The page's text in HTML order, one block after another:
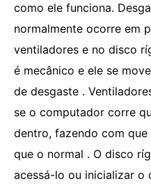
como ele funciona.
normalmente ocorre em
ventiladores e no disco
é mecânico e ele se
de desgaste .
se o computador corre
dentro, fazendo com
que o normal . O disco
acessá-lo ou inicializar o